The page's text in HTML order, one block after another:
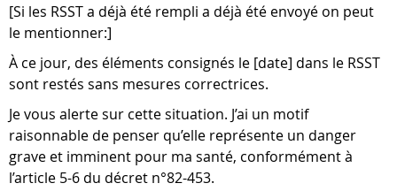
[Si les RSST a déjà été rempli a déjà été envoyé on peut
le mentionner:]
À ce jour, des éléments consignés le [date] dans le RSST
sont restés sans mesures correctrices.
Je vous alerte sur cette situation. J’ai un motif
raisonnable de penser qu’elle représente un danger
grave et imminent pour ma santé, conformément à
l’article 5-6 du décret n°82-453.